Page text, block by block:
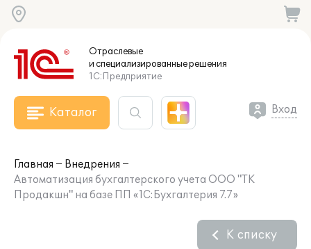
Отраслевые
и специализированныерешения
1С:Предприятие
Каталог Вход
Главная
Внедрения
Автоматизация бухгалтерского учета ООО "ТК
Продакшн" на базе ПП «1С:Бухгалтерия 7.7»
К списку